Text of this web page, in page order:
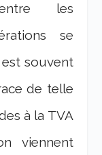
les
se
souvent
de telle
à la TVA
viennent